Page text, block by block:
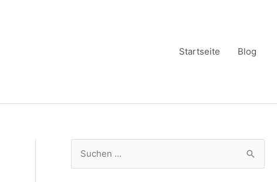
Startseite Blog